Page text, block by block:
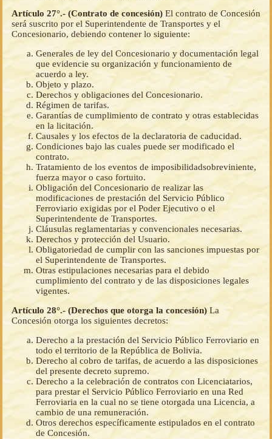
Artículo 27°.- (Contrato de concesión) El contrato de Concesión
será suscrito por el Superintendente de Transportes y el
Concesionario, debiendo contener lo siguiente:
Generales de ley del Concesionario y documentación legal
que evidencie su organización y funcionamiento de
acuerdo a ley.
Objeto y plazo.
Derechos y obligaciones del Concesionario.
Régimen de tarifas.
Garantías de cumplimiento de contrato y otras establecidas
en la licitación.
Causales y los efectos de la declaratoria de caducidad.
Condiciones bajo las cuales puede ser modificado el
contrato.
Tratamiento de los eventos de imposibilidadsobreviniente,
fuerza mayor o caso fortuito.
Obligación del Concesionario de realizar las
modificaciones de prestación del Servicio Público
Ferroviario exigidas por el Poder Ejecutivo o el
Superintendente de Transportes.
Cláusulas reglamentarias y convencionales necesarias.
Derechos y protección del Usuario.
Obligatoriedad de cumplir con las sanciones impuestas por
el Superintendente de Transportes.
Otras estipulaciones necesarias para el debido
cumplimiento del contrato y de las disposiciones legales
vigentes.
Artículo 28°.- (Derechos que otorga la concesión) La
Concesión otorga los siguientes decretos:
Derecho a la prestación del Servicio Público Ferroviario en
todo el territorio de la República de Bolivia.
Derecho al cobro de tarifas, de acuerdo a las disposiciones
del presente decreto supremo.
Derecho a la celebración de contratos con Licenciatarios,
para prestar el Servicio Público Ferroviario en una Red
Ferroviaria en la cual no se tiene otorgada una Licencia, a
cambio de una remuneración.
Otros derechos específicamente estipulados en el contrato
de Concesión.